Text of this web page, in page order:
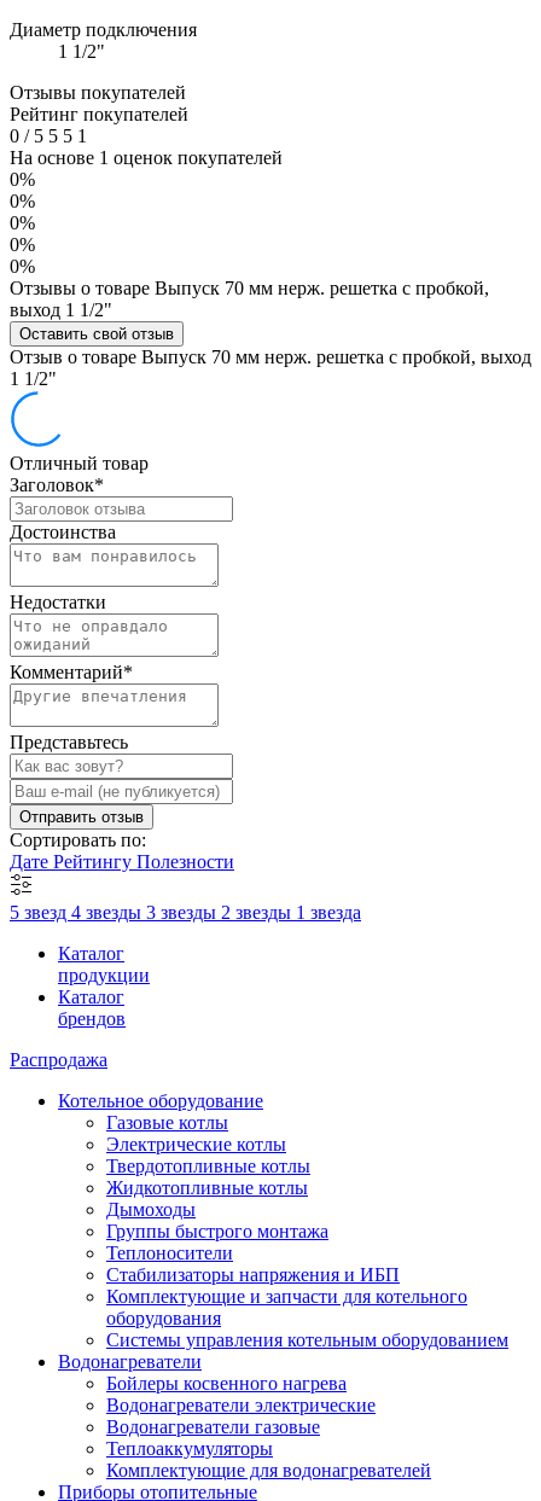
Диаметр подключения
1 1/2"
Отзывы покупателей
Рейтинг покупателей
0 /5 5 5 1
На основе 1 оценок покупателей
0%
0%
0%
0%
0%
Отзывы о товаре Выпуск 70 мм нерж. решетка с пробкой,
выход 1 1/2"
Оставить свой отзыв
Отзыв о товаре Выпуск 70 мм нерж. решетка с пробкой, выход
1 1/2"
Отличный товар
Заголовок*
Достоинства
Недостатки
Комментарий*
Представьтесь
Отправить отзыв
Сортировать по:
Дате Рейтингу Полезности
5 звезд 4 звезды 3 звезды 2 звезды 1 звезда
Каталог
продукции
Каталог
брендов
Распродажа
Котельное оборудование
Газовые котлы
Электрические котлы
Твердотопливные котлы
Жидкотопливные котлы
Дымоходы
Группы быстрого монтажа
Теплоносители
Стабилизаторы напряжения и ИБП
Комплектующие и запчасти для котельного
оборудования
Системы управления котельным оборудованием
Водонагреватели
Бойлеры косвенного нагрева
Водонагреватели электрические
Водонагреватели газовые
Теплоаккумуляторы
Комплектующие для водонагревателей
Приборы отопительные